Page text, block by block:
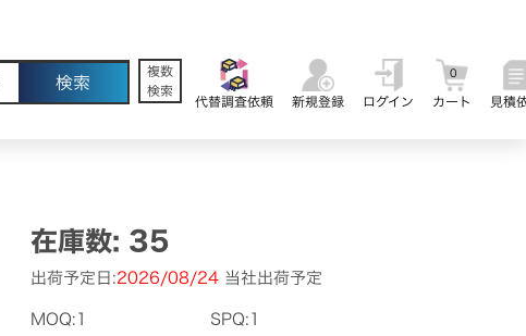
複数
検索
代替調査依頼
新規登録 ログイン カート
0
見積
在庫数: 35
出荷予定日:2026/08/24当社出荷予定
MOQ:1 SPQ:1